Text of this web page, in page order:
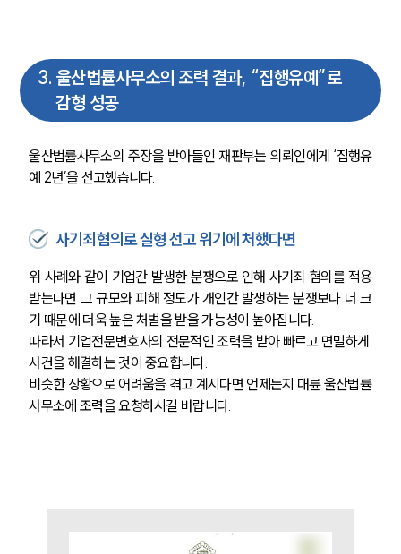
3. 울산법률사무소의 조력 결과, “집행유예”로
감형 성공
울산법률사무소의 주장을 받아들인 재판부는 의뢰인에게 ‘집행유
예 2년’을 선고했습니다.
사기죄혐의로 실형 선고 위기에 처했다면
위 사례와 같이 기업간 발생한 분쟁으로 인해 사기죄 혐의를 적용
받는다면 그 규모와 피해 정도가 개인간 발생하는 분쟁보다 더 크
기 때문에 더욱 높은 처벌을 받을 가능성이 높아집니다.
따라서 기업전문변호사의 전문적인 조력을 받아 빠르고 면밀하게
사건을 해결하는 것이 중요합니다.
비슷한 상황으로 어려움을 겪고 계시다면 언제든지 대륜 울산법률
사무소에 조력을 요청하시길 바랍니다.